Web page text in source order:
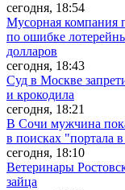
сегодня, 18:54
Мусорная компания
по ошибке
долларов
сегодня, 18:43
Суд в Москве
и крокодила
сегодня, 18:21
В Сочи мужчина
в поисках "портала
сегодня, 18:10
Ветеринары
зайца